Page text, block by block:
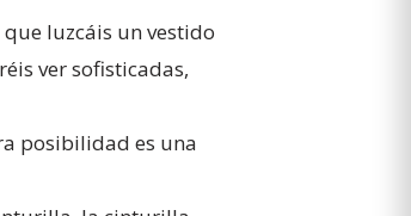
luzcáis un vestido
ver sofisticadas,
posibilidad es una